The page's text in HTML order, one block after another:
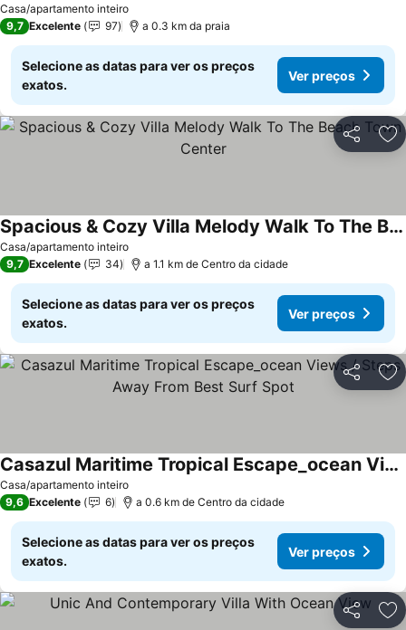
Casa/apartamento inteiro
9,7 Excelente 97 a 0.3 km da praia
Selecione as datas para ver os preços
exatos.
Ver preços
Partilhar
Casa/apartamento inteiro
Spacious & Cozy Villa Melody Walk To The Beach Town Center
9,7 Excelente 34 a 1.1 km de Centro da cidade
Selecione as datas para ver os preços
exatos.
Ver preços
Partilhar
Casa/apartamento inteiro
Casazul Maritime Tropical Escape_ocean Views / Steps Away From Best Surf Spot
9,6 Excelente 6 a 0.6 km de Centro da cidade
Selecione as datas para ver os preços
exatos.
Ver preços
Partilhar